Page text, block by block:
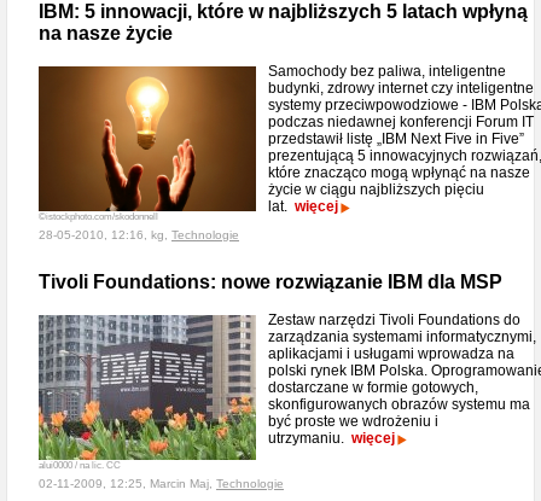
IBM: 5 innowacji, które w najbliższych 5 latach wpłyną
na nasze życie
©istockphoto.com/skodonnell
Samochody bez paliwa, inteligentne
budynki, zdrowy internet czy inteligentne
systemy przeciwpowodziowe - IBM
podczas niedawnej konferencji Forum IT
przedstawił listę „IBM Next Five in Five”
prezentującą 5 innowacyjnych rozwiązań,
które znacząco mogą wpłynąć na nasze
życie w ciągu najbliższych pięciu
lat. więcej
28-05-2010, 12:16, kg, Technologie
Tivoli Foundations: nowe rozwiązanie IBM dla MSP
alui0000 / na lic. CC
Zestaw narzędzi Tivoli Foundations do
zarządzania systemami informatycznymi,
aplikacjami i usługami wprowadza na
polski rynek IBM Polska.
dostarczane w formie gotowych,
skonfigurowanych obrazów systemu ma
być proste we wdrożeniu i
utrzymaniu. więcej
02-11-2009, 12:25, Marcin Maj, Technologie